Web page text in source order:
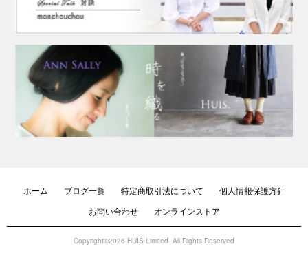
ホーム ブログ一覧 特定商取引法について
個人情報保護方針
お問い合わせ
オンラインストア
Copyright©2026 HUIS Limited. All Rights Reserved